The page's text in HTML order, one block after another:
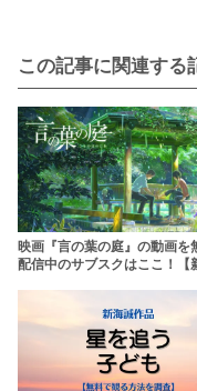
この記事に関連する
映画『言の葉の庭』の動画を
配信中のサブスクはここ！【